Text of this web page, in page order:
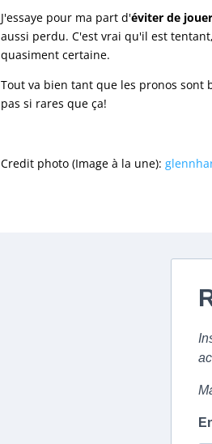
J'essaye pour ma part d'éviter de
aussi perdu. C'est vrai qu'il est
quasiment certaine.
Tout va bien tant que les pronos sont
pas si rares que ça!
Credit photo (Image à la une):